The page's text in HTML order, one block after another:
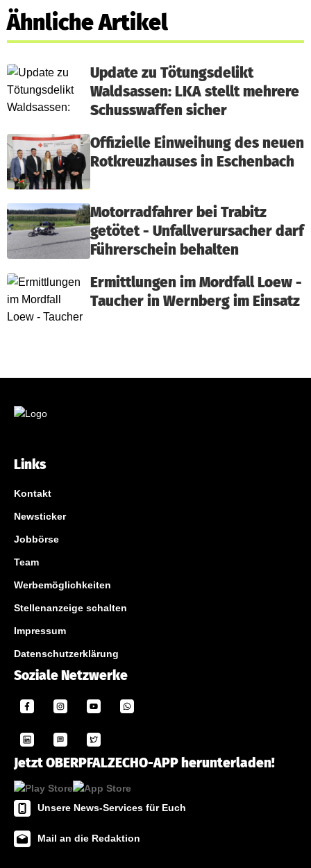
Ähnliche Artikel
Update zu Tötungsdelikt
Waldsassen: LKA stellt mehrere
Schusswaffen sicher
Offizielle Einweihung des neuen
Rotkreuzhauses in Eschenbach
Motorradfahrer bei Trabitz
getötet - Unfallverursacher darf
Führerschein behalten
Ermittlungen im Mordfall Loew -
Taucher in Wernberg im Einsatz
Links
Kontakt
Newsticker
Jobbörse
Team
Werbemöglichkeiten
Stellenanzeige schalten
Impressum
Datenschutzerklärung
Soziale Netzwerke
Jetzt OBERPFALZECHO-APP herunterladen!
Unsere News-Services für Euch
Mail an die Redaktion